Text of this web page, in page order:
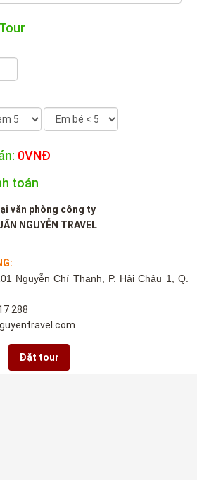
0VNĐ
toán
văn phòng công ty
NGUYỄN TRAVEL
Nguyễn Chí Thanh, P. Hải Châu 1, Q.
288
Đặt tour